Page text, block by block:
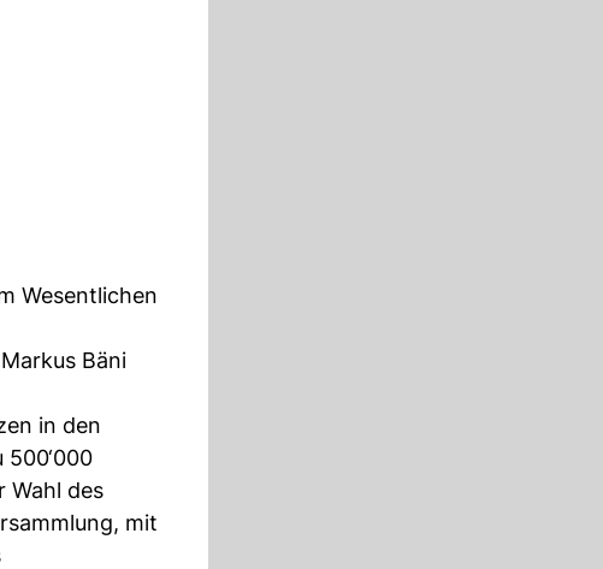
Wesentlichen
Bäni
in den
Wahl des
mit